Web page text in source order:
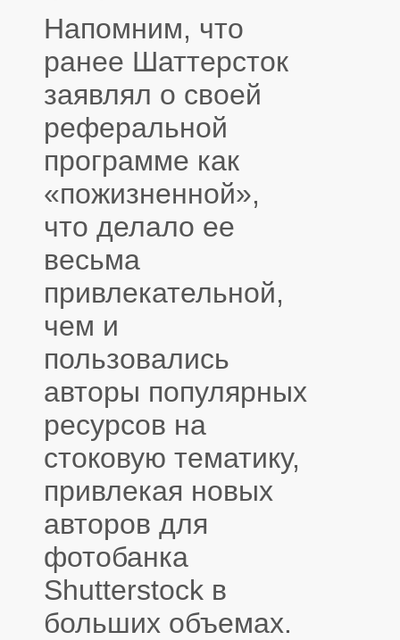
Напомним, что
ранее Шаттерсток
заявлял о своей
реферальной
программе как
«пожизненной»,
что делало ее
весьма
привлекательной,
чем и
пользовались
авторы популярных
ресурсов на
стоковую тематику,
привлекая новых
авторов для
фотобанка
Shutterstock в
больших объемах.